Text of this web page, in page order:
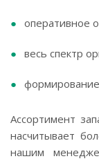
оперативное
весь спектр
формирование
Ассортимент
насчитывает
нашим